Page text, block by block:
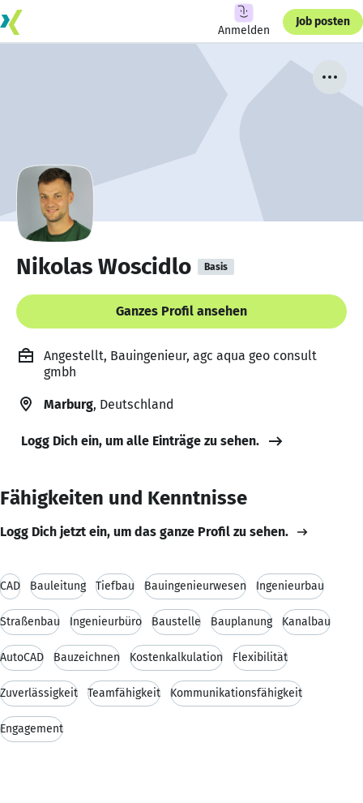
Anmelden
Job posten
Nikolas Woscidlo Basis
Ganzes Profil ansehen
Angestellt, Bauingenieur, agc aqua geo consult
gmbh
Marburg, Deutschland
Logg Dich ein, um alle Einträge zu sehen.
Fähigkeiten und Kenntnisse
Logg Dich jetzt ein, um das ganze Profil zu sehen.
CAD Bauleitung Tiefbau Bauingenieurwesen Ingenieurbau
Straßenbau Ingenieurbüro Baustelle Bauplanung Kanalbau
AutoCAD Bauzeichnen Kostenkalkulation Flexibilität
Zuverlässigkeit Teamfähigkeit Kommunikationsfähigkeit
Engagement